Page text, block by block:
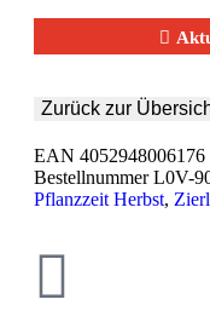
EAN 4052948006176
BestellnummerL0V-
Pflanzzeit Herbst,